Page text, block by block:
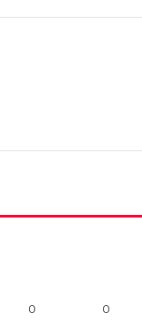
0 0